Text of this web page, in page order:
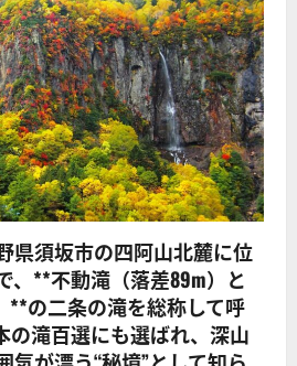
県須坂市の四阿山北麓に位
、**不動滝（落差89m）と
**の二条の滝を総称して呼
の滝百選にも選ばれ、深山